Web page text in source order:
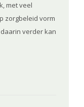
met veel
zorgbeleid vorm
verder kan